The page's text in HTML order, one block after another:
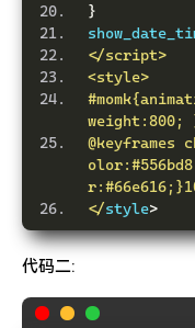
}
</script>
<style>
weight:800;
@keyframes
</style>
代码二: